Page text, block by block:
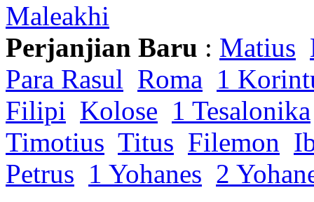
Maleakhi
Perjanjian Baru : Matius
Para Rasul Roma 1
Filipi Kolose 1 Tesalonika
Timotius Titus Filemon
Petrus 1 Yohanes 2